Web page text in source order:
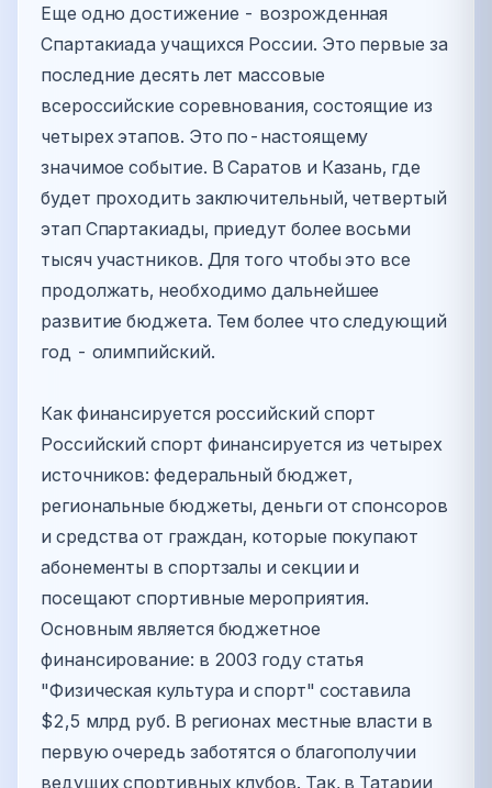
Еще одно достижение - возрожденная
Спартакиада учащихся России. Это первые за
последние десять лет массовые
всероссийские соревнования, состоящие из
четырех этапов. Это по-настоящему
значимое событие. В Саратов и Казань, где
будет проходить заключительный, четвертый
этап Спартакиады, приедут более восьми
тысяч участников. Для того чтобы это все
продолжать, необходимо дальнейшее
развитие бюджета. Тем более что следующий
год - олимпийский.
Как финансируется российский спорт
Российский спорт финансируется из четырех
источников: федеральный бюджет,
региональные бюджеты, деньги от спонсоров
и средства от граждан, которые покупают
абонементы в спортзалы и секции и
посещают спортивные мероприятия.
Основным является бюджетное
финансирование: в 2003 году статья
"Физическая культура и спорт" составила
$2,5 млрд руб. В регионах местные власти в
первую очередь заботятся о благополучии
ведущих спортивных клубов. Так, в Татарии